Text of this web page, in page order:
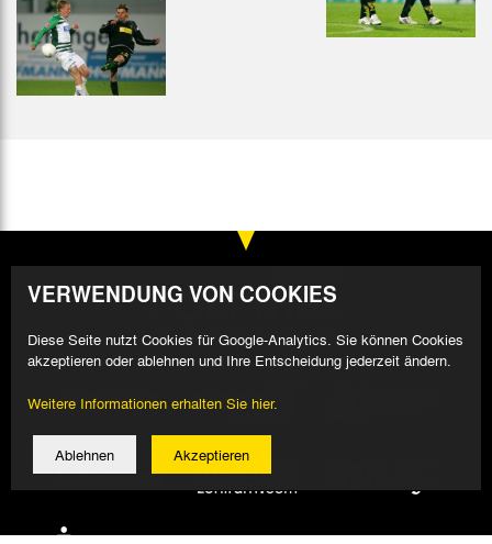
VERWENDUNG VON COOKIES
Diese Seite nutzt Cookies für Google-Analytics. Sie können Cookies
akzeptieren oder ablehnen und Ihre Entscheidung jederzeit ändern.
Weitere Informationen erhalten Sie hier.
Ablehnen Akzeptieren